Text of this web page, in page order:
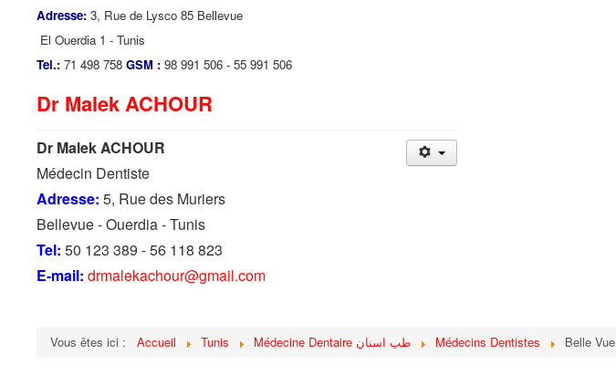
Adresse: 3, Rue de Lysco 85 Bellevue
El Ouerdia 1 - Tunis
Tel.: 71 498 758 GSM : 98 991 506 - 55 991 506
Dr Malek ACHOUR
Dr Malek ACHOUR
Médecin Dentiste
Adresse: 5, Rue des Muriers
Bellevue - Ouerdia - Tunis
Tel: 50 123 389 - 56 118 823
E-mail: drmalekachour@gmail.com
Vous êtes ici : Accueil Tunis Médecine Dentaire طب اسنان Médecins Dentistes Belle Vue